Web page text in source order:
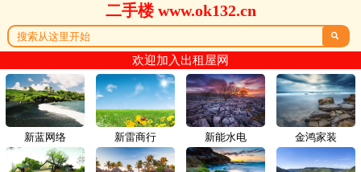
二手楼 www.ok132.cn

欢迎加入出租屋网
新蓝网络 新雷商行 新能水电 金鸿家装